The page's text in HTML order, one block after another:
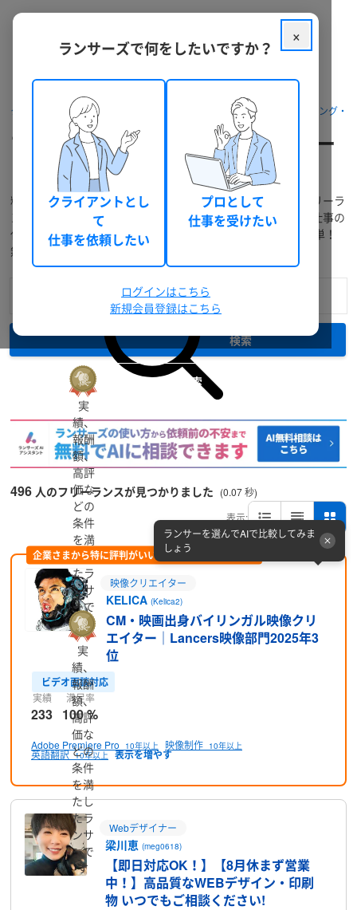
クラウドソーシング ランサーズ フリーランスを探す マーケティング・
プロフィール作成・各種設定をフリー
ランス個人へ依頼・外注
料金・口コミ・実績などでプロフィール作成・各種設定のフリーラ
ンスを検索！提案の募集、業務委託での個人発注・外注から仕事の
代行依頼までWEBで完結！「相談～支払い」もスムーズで簡単！
無料登録で今すぐ利用できます。
検索
詳細検索
496 人のフリーランスが見つかりました (0.07 秒)
表示:
企業さまから特に評判がいい方をピックアップ (PR)
実
績、
報酬
額、
高評
価な
どの
条件
を満
たし
たラ
ンサ
ーで
す
映像クリエイター
KELICA(Kelica2)
CM・映画出身バイリンガル映像クリ
エイター｜Lancers映像部門2025年3
位
ランサーを選んでAIで比較してみま
しょう
ビデオ面談対応
実績
233
満足率
100 %
Adobe Premiere Pro 10年以上 映像制作 10年以上
英語翻訳 10年以上
実
績、
報酬
額、
高評
価な
どの
条件
を満
たし
たラ
ンサ
ーで
す
Webデザイナー
梁川恵(meg0618)
【即日対応OK！】【8月休まず営業
中！】高品質なWEBデザイン・印刷
物 いつでもご相談ください!
×
ランサーズで何をしたいですか？
クライアントとし
て
仕事を依頼したい
プロとして
仕事を受けたい
ログインはこちら
新規会員登録はこちら